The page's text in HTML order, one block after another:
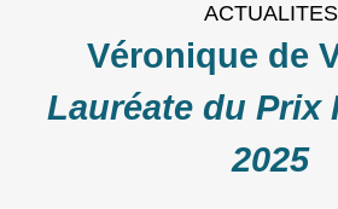
ACTUALITES
Véronique de
Lauréate du Prix
2025